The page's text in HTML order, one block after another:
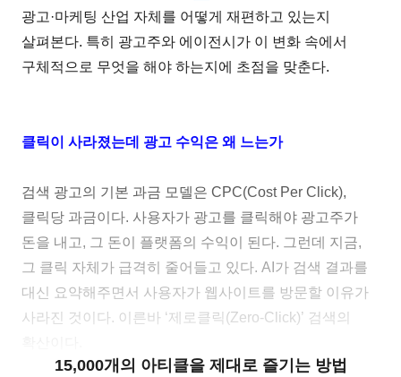
광고·마케팅 산업 자체를 어떻게 재편하고 있는지
살펴본다. 특히 광고주와 에이전시가 이 변화 속에서
구체적으로 무엇을 해야 하는지에 초점을 맞춘다.
클릭이 사라졌는데 광고 수익은 왜 느는가
검색 광고의 기본 과금 모델은 CPC(Cost Per Click),
클릭당 과금이다. 사용자가 광고를 클릭해야 광고주가
돈을 내고, 그 돈이 플랫폼의 수익이 된다. 그런데 지금,
그 클릭 자체가 급격히 줄어들고 있다. AI가 검색 결과를
대신 요약해주면서 사용자가 웹사이트를 방문할 이유가
사라진 것이다. 이른바 ‘제로클릭(Zero-Click)’ 검색의
15,000개의 아티클을 제대로 즐기는 방법